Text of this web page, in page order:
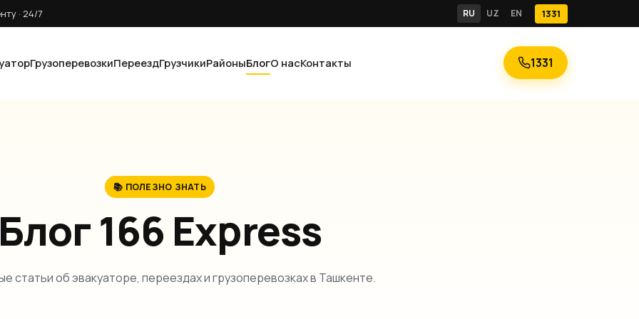
· 24/7 RU UZ EN 1331
ГрузоперевозкиПереездГрузчикиРайоныБлогО насКонтакты 1331
📚 ПОЛЕЗНО ЗНАТЬ
166 Express
статьи об эвакуаторе, переездах и грузоперевозках в Ташкенте.